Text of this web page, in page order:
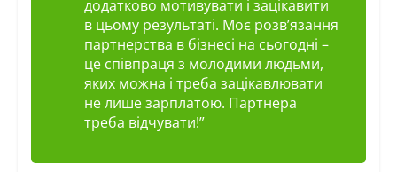
додатково мотивувати і зацікавити
в цьому результаті. Моє розв’язання
партнерства в бізнесі на сьогодні –
це співпраця з молодими людьми,
яких можна і треба зацікавлювати
не лише зарплатою. Партнера
треба відчувати!”